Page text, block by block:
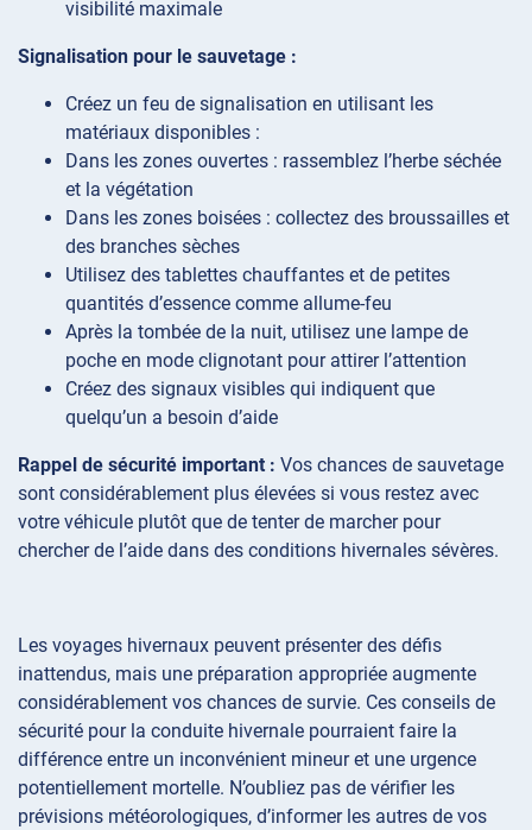
visibilité maximale
Signalisation pour le sauvetage :
Créez un feu de signalisation en utilisant les
matériaux disponibles :
Dans les zones ouvertes : rassemblez l’herbe séchée
et la végétation
Dans les zones boisées : collectez des broussailles et
des branches sèches
Utilisez des tablettes chauffantes et de petites
quantités d’essence comme allume-feu
Après la tombée de la nuit, utilisez une lampe de
poche en mode clignotant pour attirer l’attention
Créez des signaux visibles qui indiquent que
quelqu’un a besoin d’aide
Rappel de sécurité important : Vos chances de sauvetage
sont considérablement plus élevées si vous restez avec
votre véhicule plutôt que de tenter de marcher pour
chercher de l’aide dans des conditions hivernales sévères.
Les voyages hivernaux peuvent présenter des défis
inattendus, mais une préparation appropriée augmente
considérablement vos chances de survie. Ces conseils de
sécurité pour la conduite hivernale pourraient faire la
différence entre un inconvénient mineur et une urgence
potentiellement mortelle. N’oubliez pas de vérifier les
prévisions météorologiques, d’informer les autres de vos